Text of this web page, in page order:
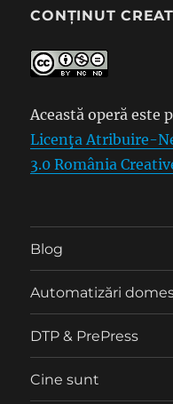
CONȚINUT
Această operă este
Licenţa Atribuire-
3.0 România
Blog
Automatizări
DTP & PrePress
Cine sunt